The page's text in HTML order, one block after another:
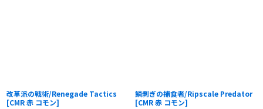
改革派の戦術/Renegade Tactics
[CMR 赤 コモン]
鱗剥ぎの捕食者/Ripscale Predator
[CMR 赤 コモン]